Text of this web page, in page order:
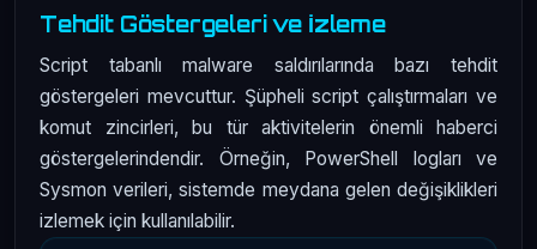
Tehdit Göstergeleri ve İzleme
Script tabanlı malware saldırılarında bazı tehdit
göstergeleri mevcuttur. Şüpheli script çalıştırmaları ve
komut zincirleri, bu tür aktivitelerin önemli haberci
göstergelerindendir. Örneğin, PowerShell logları ve
Sysmon verileri, sistemde meydana gelen değişiklikleri
izlemek için kullanılabilir.